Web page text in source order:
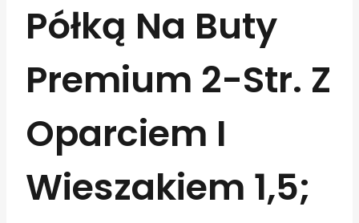
Półką Na Buty
Premium 2-Str. Z
Oparciem I
Wieszakiem 1,5;